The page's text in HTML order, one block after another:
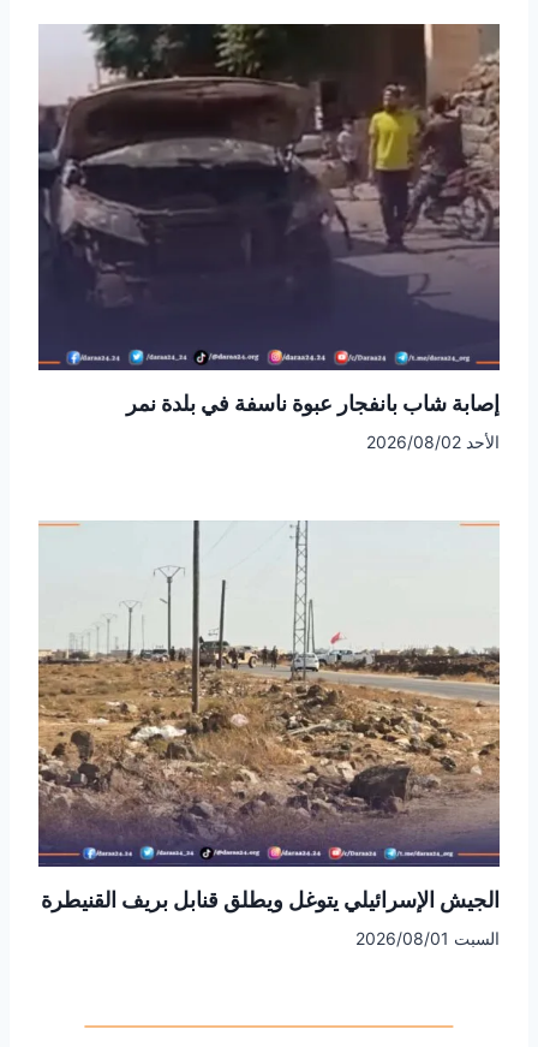
إصابة شاب بانفجار عبوة ناسفة في بلدة نمر
الأحد 2026/08/02
الجيش الإسرائيلي يتوغل ويطلق قنابل بريف القنيطرة
السبت 2026/08/01